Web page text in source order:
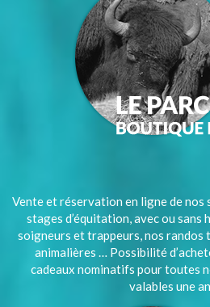
Vente et réservation en ligne de nos
stages d’équitation, avec ou sans
soigneurs et trappeurs, nos randos
animalières … Possibilité
cadeaux nominatifs pour toutes
valables une